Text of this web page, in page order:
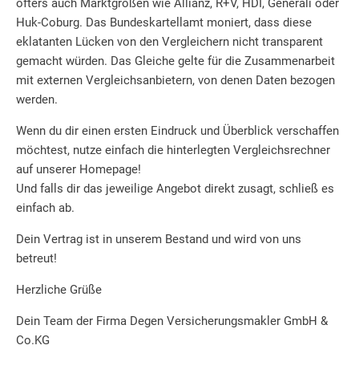
öfters auch Marktgrößen wie Allianz, R+V, HDI, Generali oder
Huk-Coburg. Das Bundeskartellamt moniert, dass diese
eklatanten Lücken von den Vergleichern nicht transparent
gemacht würden. Das Gleiche gelte für die Zusammenarbeit
mit externen Vergleichsanbietern, von denen Daten bezogen
werden.
Wenn du dir einen ersten Eindruck und Überblick verschaffen
möchtest, nutze einfach die hinterlegten Vergleichsrechner
auf unserer Homepage!
Und falls dir das jeweilige Angebot direkt zusagt, schließ es
einfach ab.
Dein Vertrag ist in unserem Bestand und wird von uns
betreut!
Herzliche Grüße
Dein Team der Firma Degen Versicherungsmakler GmbH &
Co.KG